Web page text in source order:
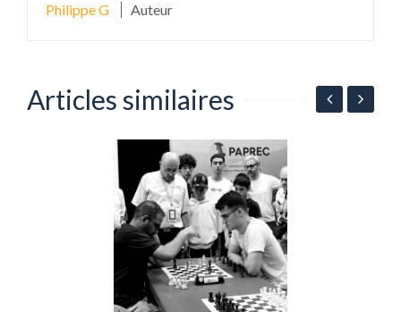
Philippe G Auteur
Articles similaires